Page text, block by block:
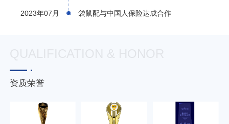
2023年07月 袋鼠配与中国人保险达成合作
资质荣誉